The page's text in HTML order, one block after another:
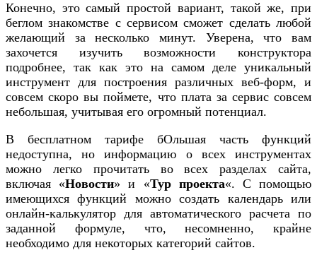
Конечно, это самый простой вариант, такой же, при
беглом знакомстве с сервисом сможет сделать любой
желающий за несколько минут. Уверена, что вам
захочется изучить возможности конструктора
подробнее, так как это на самом деле уникальный
инструмент для построения различных веб-форм, и
совсем скоро вы поймете, что плата за сервис совсем
небольшая, учитывая его огромный потенциал.
В бесплатном тарифе бОльшая часть функций
недоступна, но информацию о всех инструментах
можно легко прочитать во всех разделах сайта,
включая «Новости» и «Тур проекта«. С помощью
имеющихся функций можно создать календарь или
онлайн-калькулятор для автоматического расчета по
заданной формуле, что, несомненно, крайне
необходимо для некоторых категорий сайтов.